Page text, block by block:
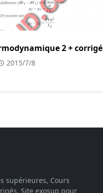
2 + corrigé
2015/7/8
supérieures, Cours
Site exosup pour